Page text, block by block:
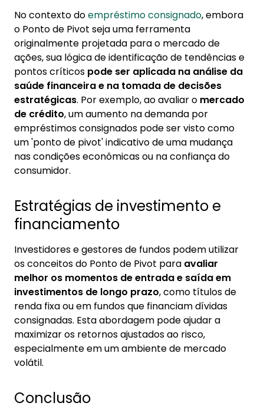
No contexto doempréstimo consignado, embora
o Ponto de Pivot seja uma ferramenta
originalmente projetada para o mercado de
ações, sua lógica de identificação de tendências e
pontos críticos pode ser aplicada na análise da
saúde financeira e na tomada de decisões
estratégicas. Por exemplo, ao avaliar o mercado
de crédito, um aumento na demanda por
empréstimos consignados pode ser visto como
um 'ponto de pivot' indicativo de uma mudança
nas condições econômicas ou na confiança do
consumidor.
Estratégias de investimento e
financiamento
Investidores e gestores de fundos podem utilizar
os conceitos do Ponto de Pivot para avaliar
melhor os momentos de entrada e saída em
investimentos de longo prazo, como títulos de
renda fixa ou em fundos que financiam dívidas
consignadas. Esta abordagem pode ajudar a
maximizar os retornos ajustados ao risco,
especialmente em um ambiente de mercado
volátil.
Conclusão